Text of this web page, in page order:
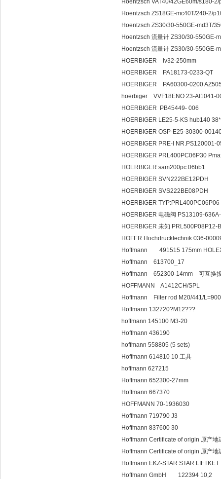
Hoentzsch VAT40/42GE60m/s180-
Hoentzsch ZS18GE-mc40T/240-2/
Hoentzsch ZS30/30-550GE-md3T/
Hoentzsch 流量计 ZS30/30-
Hoentzsch 流量计 ZS30/30-
HOERBIGER lv32-250mm
HOERBIGER PA18173-0233-QT
HOERBIGER PA60300-0200
hoerbiger VVF18ENO 23-AI1041-
HOERBIGER PB45449- 006
HOERBIGER LE25-5-KS hub140
HOERBIGER OSP-E25-30300-
HOERBIGER PRE-I NR.PS120001-
HOERBIGER PRL400PC06P30
HOERBIGER sam200pc 06bb1
HOERBIGER SVN222BE12PDH
HOERBIGER SVS222BE08PDH
HOERBIGER
HOERBIGER 电磁阀 PS13109-
HOERBIGER 未知 PRL500P08P12-
HOFER Hochdrucktechnik 036-
Hoffmann 491515 175mm
Hoffmann 613700_17
Hoffmann 652300-14mm 可互换
HOFFMANN A1412CH/SPL
Hoffmann Filter rod M20/441/
Hoffmann 132720?M12???
hoffmann 145100 M3-20
Hoffmann 436190
hoffmann 558805 (5 sets)
Hoffmann 614810 10 工具
hoffmann 627215
Hoffmann 652300-27mm
Hoffmann 667370
HOFFMANN 70-1936030
Hoffmann 719790 J3
Hoffmann 837600 30
Hoffmann Certificate of origin 原产地
Hoffmann Certificate of origin 原产
Hoffmann EKZ-STAR STAR
Hoffmann GmbH 122394 10,2